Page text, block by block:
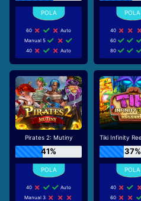
60
Auto
Manual 5
40
Auto
40
60
80
Pirates 2: Mutiny
41%
40
Auto
Manual 3
37%
40
60